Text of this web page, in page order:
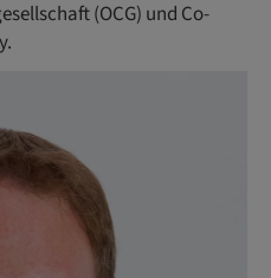
(OCG) und Co-